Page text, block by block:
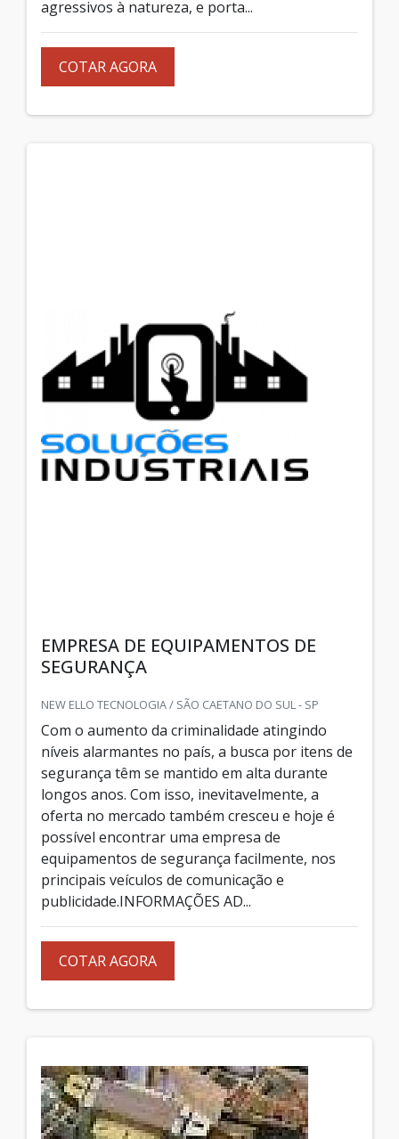
agressivos à natureza, e porta...
COTAR AGORA
EMPRESA DE EQUIPAMENTOS DE
SEGURANÇA
NEW ELLO TECNOLOGIA / SÃO CAETANO DO SUL - SP
Com o aumento da criminalidade atingindo
níveis alarmantes no país, a busca por itens de
segurança têm se mantido em alta durante
longos anos. Com isso, inevitavelmente, a
oferta no mercado também cresceu e hoje é
possível encontrar uma empresa de
equipamentos de segurança facilmente, nos
principais veículos de comunicação e
publicidade.INFORMAÇÕES AD...
COTAR AGORA